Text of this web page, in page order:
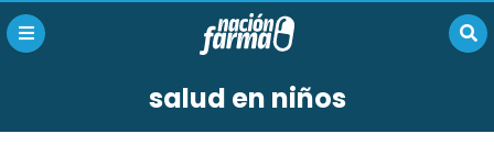
salud en niños